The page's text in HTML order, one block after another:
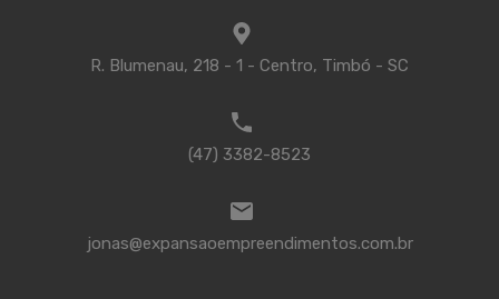
R. Blumenau, 218 - 1 - Centro, Timbó - SC
(47) 3382-8523
jonas@expansaoempreendimentos.com.br